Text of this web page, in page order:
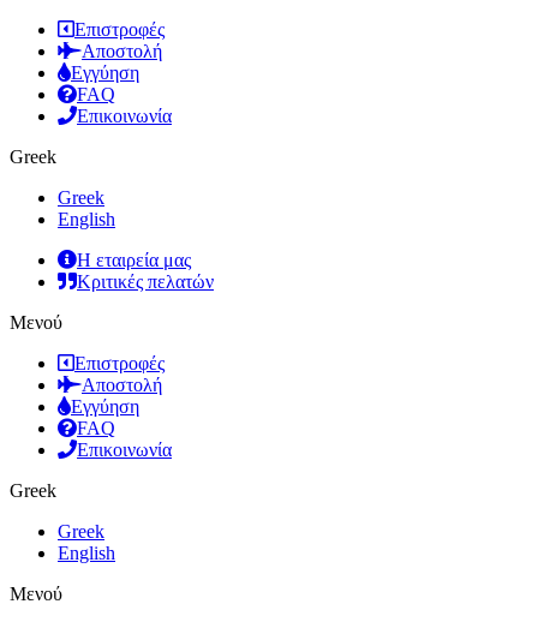
Επιστροφές
Αποστολή
Εγγύηση
FAQ
Επικοινωνία
Greek
Greek
English
Η εταιρεία μας
Κριτικές πελατών
Μενού
Επιστροφές
Αποστολή
Εγγύηση
FAQ
Επικοινωνία
Greek
Greek
English
Μενού